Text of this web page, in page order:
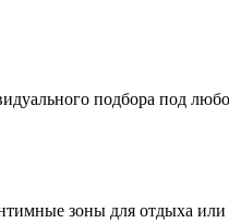
подбора под
зоны для отдыха